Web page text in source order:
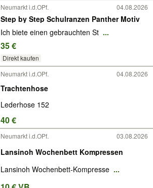
Neumarkt i.d.OPf. 04.08.2026
Step by Step Schulranzen Panther Motiv
Ich biete einen gebrauchten St ...
35 €
Direkt kaufen
Neumarkt i.d.OPf. 04.08.2026
Trachtenhose
Lederhose 152
40 €
Neumarkt i.d.OPf. 03.08.2026
Lansinoh Wochenbett Kompressen
Lansinoh Wochenbett-Kompresse ...